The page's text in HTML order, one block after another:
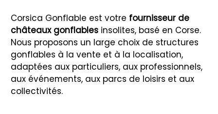
Corsica Gonflable est votre fournisseur de
châteaux gonflables insolites, basé en Corse.
Nous proposons un large choix de structures
gonflables à la vente et à la localisation,
adaptées aux particuliers, aux professionnels,
aux événements, aux parcs de loisirs et aux
collectivités.